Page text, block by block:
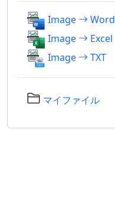
Image
Word
Image
Excel
Image
TXT
マイファイル